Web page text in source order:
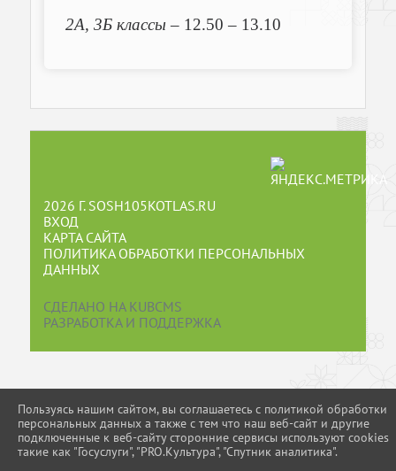
2А, 3Б классы – 12.50 – 13.10
2026 Г. SOSH105KOTLAS.RU
ВХОД
КАРТА САЙТА
ПОЛИТИКА ОБРАБОТКИ ПЕРСОНАЛЬНЫХ
ДАННЫХ
СДЕЛАНО НА KUBCMS
РАЗРАБОТКА И ПОДДЕРЖКА
Пользуясь нашим сайтом, вы соглашаетесь с политикой обработки
персональных данных а также с тем что наш веб-сайт и другие
подключенные к веб-сайту сторонние сервисы используют cookies
такие как "Госуслуги", "PRO.Культура", "Спутник аналитика".